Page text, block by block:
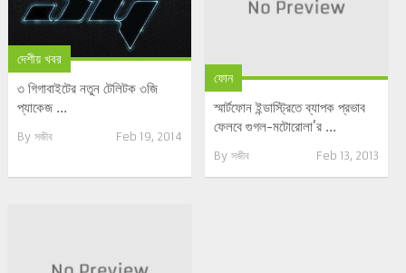
দেশীয় খবর
৩ গিগাবাইটের নতুন টেলিটক ৩জি
প্যাকেজ ...
By সজীব Feb 19, 2014
ফোন
স্মার্টফোন ইন্ডাস্ট্রিতে ব্যাপক প্রভাব
ফেলবে গুগল-মটোরোলা’র ...
By সজীব Feb 13, 2013